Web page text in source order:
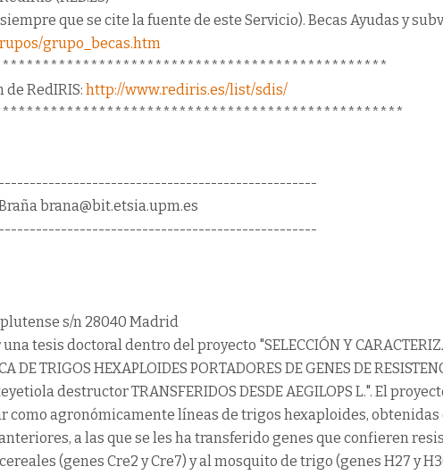
que se cite la fuente de este Servicio). Becas Ayudas y
grupo_becas.htm
RedIRIS: http://www.rediris.es/list/sdis/
brana@bit.etsia.upm.es
s/n 28040 Madrid
tesis doctoral dentro del proyecto "SELECCIÓN Y
DE TRIGOS HEXAPLOIDES PORTADORES DE GENES DE
destructor TRANSFERIDOS DESDE AEGILOPS L.". El
como agronómicamente líneas de trigos hexaploides, obtenidas
a las que se les ha transferido genes que confieren
(genes Cre2 y Cre7) y al mosquito de trigo (genes H27 y